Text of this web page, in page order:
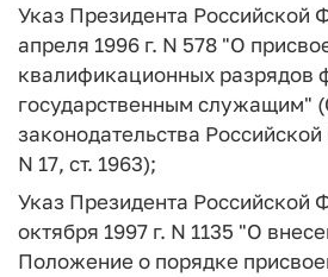
Указ Президента Российской
апреля 1996 г. N 578 "О
квалификационных разрядов
государственным служащим"
законодательства
N 17, ст. 1963);
Указ Президента Российской
октября 1997 г. N 1135 "О
Положение о порядке